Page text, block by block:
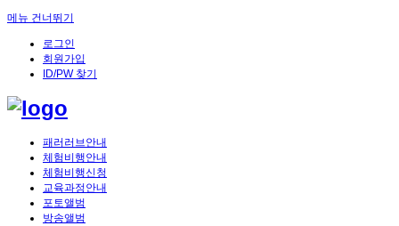
메뉴 건너뛰기
로그인
회원가입
ID/PW 찾기
패러러브안내
체험비행안내
체험비행신청
교육과정안내
포토앨범
방송앨범